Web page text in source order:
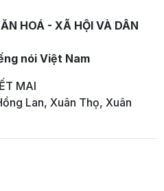
HOÁ - XÃ HỘI VÀ DÂN
nói Việt Nam
MAI
Lan, Xuân Thọ, Xuân